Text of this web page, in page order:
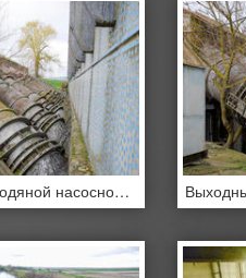
Выходные трубы водяной насосной станции.